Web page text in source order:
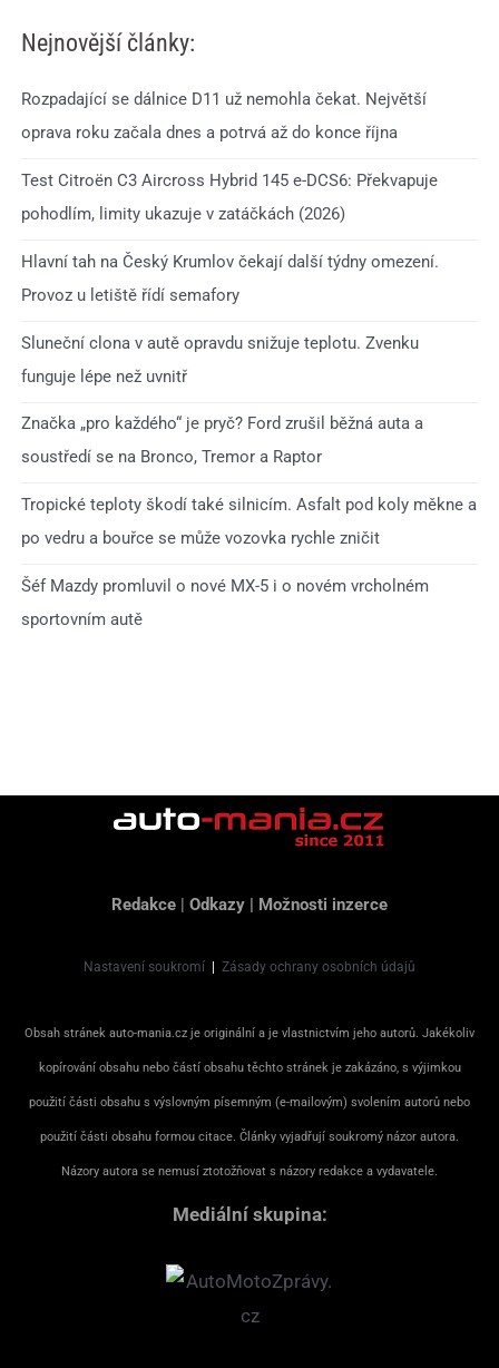
Nejnovější články:
Rozpadající se dálnice D11 už nemohla čekat. Největší
oprava roku začala dnes a potrvá až do konce října
Test Citroën C3 Aircross Hybrid 145 e-DCS6: Překvapuje
pohodlím, limity ukazuje v zatáčkách (2026)
Hlavní tah na Český Krumlov čekají další týdny omezení.
Provoz u letiště řídí semafory
Sluneční clona v autě opravdu snižuje teplotu. Zvenku
funguje lépe než uvnitř
Značka „pro každého“ je pryč? Ford zrušil běžná auta a
soustředí se na Bronco, Tremor a Raptor
Tropické teploty škodí také silnicím. Asfalt pod koly měkne a
po vedru a bouřce se může vozovka rychle zničit
Šéf Mazdy promluvil o nové MX-5 i o novém vrcholném
sportovním autě
Redakce Odkazy Možnosti inzerce
Nastavení soukromí | Zásady ochrany osobních údajů
Obsah stránek auto-mania.cz je originální a je vlastnictvím jeho autorů. Jakékoliv
kopírování obsahu nebo částí obsahu těchto stránek je zakázáno, s výjimkou
použití části obsahu s výslovným písemným (e-mailovým) svolením autorů nebo
použití části obsahu formou citace. Články vyjadřují soukromý názor autora.
Názory autora se nemusí ztotožňovat s názory redakce a vydavatele.
Mediální skupina: